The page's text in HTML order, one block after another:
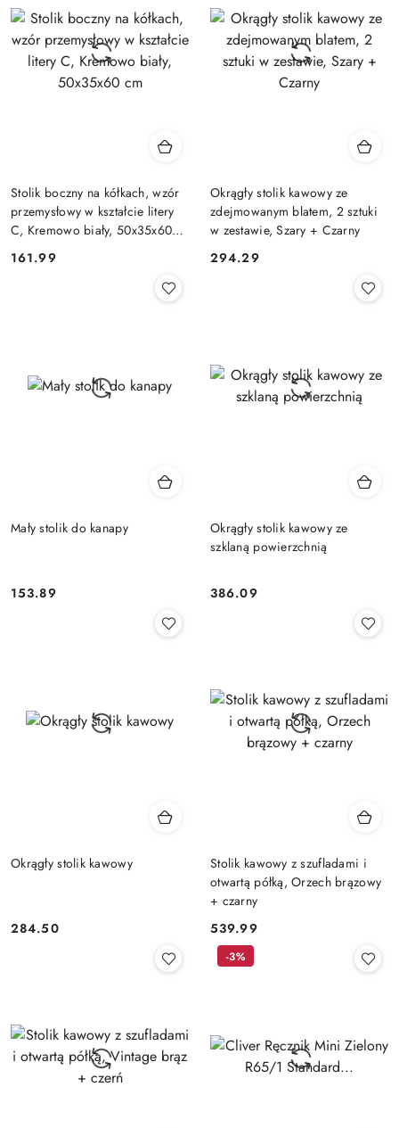
Stolik boczny na kółkach, wzór
przemysłowy w kształcie litery
C, Kremowo biały, 50x35x60
Cena:
161.99
Okrągły stolik kawowy ze
zdejmowanym blatem, 2 sztuki
w zestawie, Szary + Czarny
Cena:
294.29
Mały stolik do kanapy
Cena:
153.89
Okrągły stolik kawowy ze
szklaną powierzchnią
Cena:
386.09
Okrągły stolik kawowy
Cena:
284.50
Stolik kawowy z szufladami i
otwartą półką, Orzech brązowy
+ czarny
Cena:
539.99
-3%